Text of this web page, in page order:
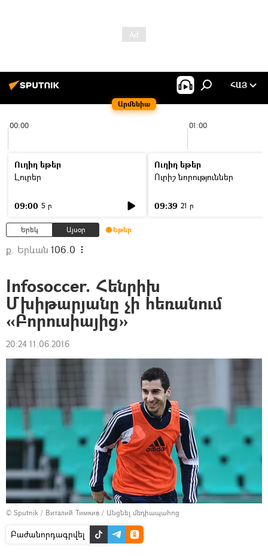
Արմենիա
ՀԱՅ
00:00 01:00
Ուղիղ եթեր
Լուրեր
09:00 5 ր
Ուղիղ եթեր
Ուրիշ նորություններ
09:39 21 ր
Երեկ Այսօր Եթեր
ք. Երևան 106.0
Infosoccer. Հենրիխ
Մխիթարյանը չի հեռանում
«Բորուսիայից»
20:24 11.06.2016
© Sputnik / Виталий Тимкив / Անցնել մեդիապահոց
Բաժանորդագրվել